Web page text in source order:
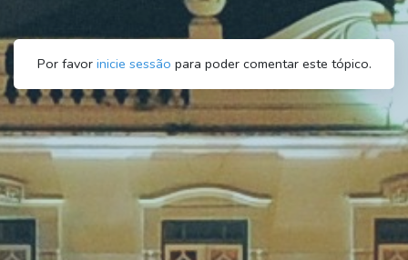
Por favor inicie sessão para poder comentar este tópico.